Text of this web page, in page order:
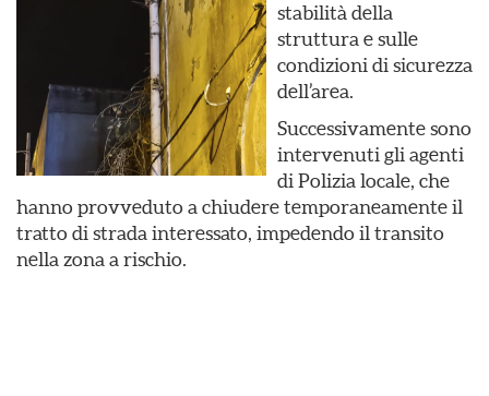
stabilità della
struttura e sulle
condizioni di sicurezza
dell’area.
Successivamente sono
intervenuti gli agenti
di Polizia locale, che
hanno provveduto a chiudere temporaneamente il
tratto di strada interessato, impedendo il transito
nella zona a rischio.